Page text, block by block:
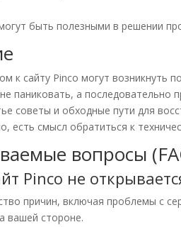
быть полезными в решении
к сайту Pinco могут возникнуть
паниковать, а последовательно
советы и обходные пути для
есть смысл обратиться к
вопросы
Pinco не
причин, включая проблемы с
вашей стороне.